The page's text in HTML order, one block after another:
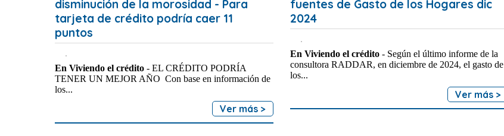
disminución de la morosidad - Para
tarjeta de crédito podría caer 11
puntos
En Viviendo el crédito - EL CRÉDITO PODRÍA
TENER UN MEJOR AÑO Con base en información de
los...
Ver más >
fuentes de Gasto de los Hogares dic
2024
En Viviendo el crédito - Según el último informe de la
consultora RADDAR, en diciembre de 2024, el gasto de
los...
Ver más >